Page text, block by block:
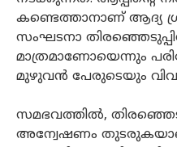
കണ്ടെത്താനാണ് ആദ്യ
സംഘടനാ
മാത്രമാണോയെന്നും
മുഴുവൻ പേരുടെയും
സമഭവത്തിൽ,
അന്വേഷണം